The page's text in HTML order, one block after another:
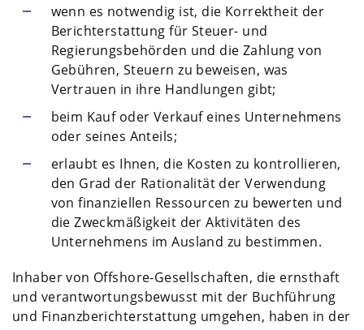
wenn es notwendig ist, die Korrektheit der
Berichterstattung für Steuer- und
Regierungsbehörden und die Zahlung von
Gebühren, Steuern zu beweisen, was
Vertrauen in ihre Handlungen gibt;
beim Kauf oder Verkauf eines Unternehmens
oder seines Anteils;
erlaubt es Ihnen, die Kosten zu kontrollieren,
den Grad der Rationalität der Verwendung
von finanziellen Ressourcen zu bewerten und
die Zweckmäßigkeit der Aktivitäten des
Unternehmens im Ausland zu bestimmen.
Inhaber von Offshore-Gesellschaften, die ernsthaft
und verantwortungsbewusst mit der Buchführung
und Finanzberichterstattung umgehen, haben in der